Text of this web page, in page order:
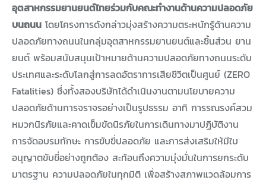
อุตสาหกรรมยานยนต์ไทยร่วมกับคณะทำงานด้านความปลอดภัย
บนถนน โดยโครงการดังกล่าวมุ่งสร้างความตระหนักรู้ด้านความ
ปลอดภัยทางถนนในกลุ่มอุตสาหกรรมยานยนต์และชิ้นส่วน ยาน
ยนต์ พร้อมสนับสนุนเป้าหมายด้านความปลอดภัยทางถนนระดับ
ประเทศและระดับโลกสู่การลดอัตราการเสียชีวิตเป็นศูนย์ (ZERO
Fatalities) ซึ่งทั้งสองบริษัทได้ดำเนินงานตามนโยบายความ
ปลอดภัยด้านการจราจรอย่างเป็นรูปธรรม อาทิ การรณรงค์สวม
หมวกนิรภัยและคาดเข็มขัดนิรภัยในการเดินทางมาปฏิบัติงาน
การจัดอบรมทักษะ การขับขี่ปลอดภัย และการส่งเสริมให้มีใบ
อนุญาตขับขี่อย่างถูกต้อง สะท้อนถึงความมุ่งมั่นในการยกระดับ
มาตรฐาน ความปลอดภัยในทุกมิติ เพื่อสร้างสภาพแวดล้อมการ